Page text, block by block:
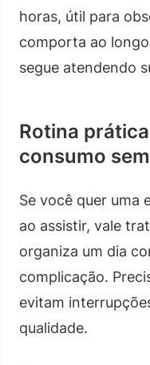
horas, útil para
comporta ao
segue atendendo
Rotina
consumo
Se você quer uma
ao assistir, vale
organiza um dia
complicação.
evitam
qualidade.